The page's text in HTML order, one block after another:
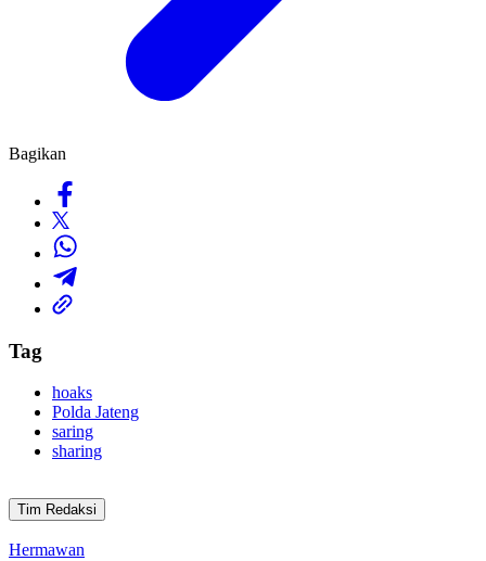
Bagikan
Tag
hoaks
Polda Jateng
saring
sharing
Tim Redaksi
Hermawan